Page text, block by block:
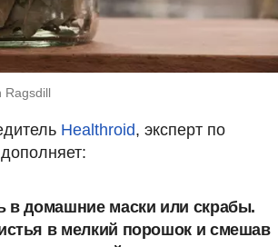
Ragsdill
Healthroid, эксперт по
дополняет:
домашние маски или скрабы.
в мелкий порошок и смешав